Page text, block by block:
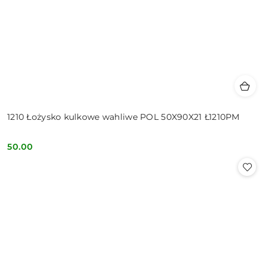
1210 Łożysko kulkowe wahliwe POL 50X90X21 Ł1210PM
Cena:
50.00